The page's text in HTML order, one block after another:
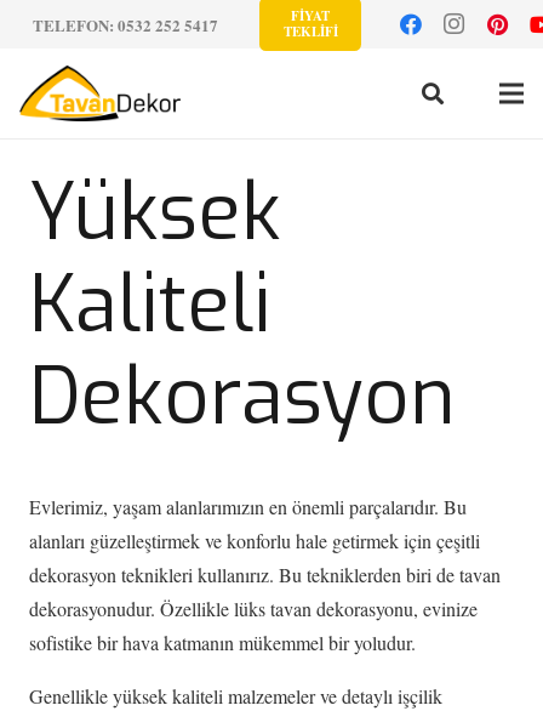
TELEFON: 0532 252 5417
FİYAT
TEKLİFİ
Yüksek
Kaliteli
Dekorasyon
Evlerimiz, yaşam alanlarımızın en önemli parçalarıdır. Bu
alanları güzelleştirmek ve konforlu hale getirmek için çeşitli
dekorasyon teknikleri kullanırız. Bu tekniklerden biri de tavan
dekorasyonudur. Özellikle lüks tavan dekorasyonu, evinize
sofistike bir hava katmanın mükemmel bir yoludur.
Genellikle yüksek kaliteli malzemeler ve detaylı işçilik